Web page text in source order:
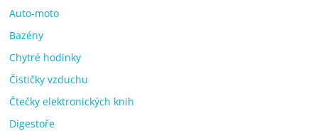
Auto-moto
Bazény
Chytré hodinky
Čističky vzduchu
Čtečky elektronických knih
Digestoře